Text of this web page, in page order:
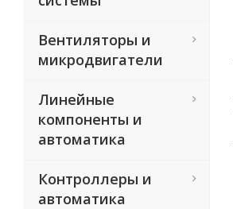
Вентиляторы и
микродвигатели
Линейные
компоненты и
автоматика
Контроллеры и
автоматика